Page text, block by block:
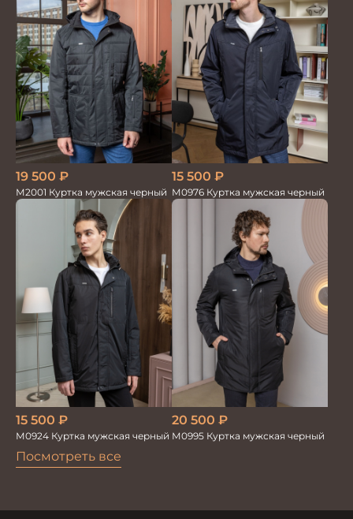
Посмотреть все
19 500 ₽
М2001 Куртка мужская черный
15 500 ₽
М0976 Куртка мужская черный
15 500 ₽
М0924 Куртка мужская черный
20 500 ₽
М0995 Куртка мужская черный